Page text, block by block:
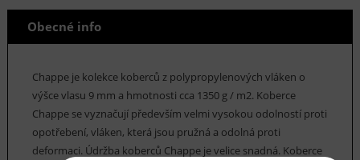
Obecné info
Chappe je kolekce koberců z polypropylenových vláken o
výšce vlasu 9 mm a hmotnosti cca 1350 g / m2. Koberce
Chappe se vyznačují především velmi vysokou odolností proti
opotřebení, vláken, která jsou pružná a odolná proti
deformaci. Údržba koberců Chappe je velice snadná. Koberce